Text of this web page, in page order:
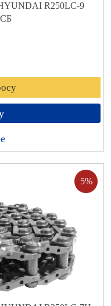
HYUNDAI R250LC-9
5%